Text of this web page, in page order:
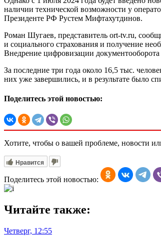
наличии технической возможности у
Президенте РФ Рустем Мифтахутдинов.
Роман Шугаев, представитель ort-tv.ru,
и социального страхования и получение
Внедрение цифровизации
За последние три года около 16,5 тыс.
них уже завершились, и в результате было
Поделитесь этой новостью:
Хотите, чтобы о вашей проблеме, новости
Нравится
Поделитесь этой новостью:
Читайте также:
Четверг, 12:55